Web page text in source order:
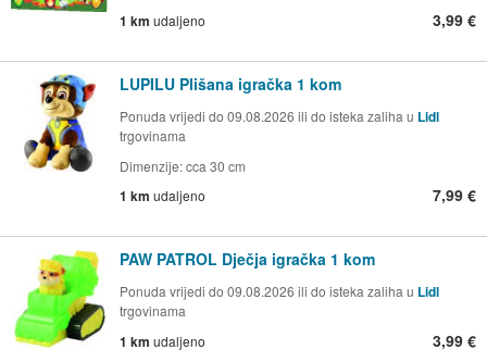
1 km udaljeno 3,99 €
LUPILU Plišana igračka 1 kom
Ponuda vrijedi do 09.08.2026 ili do isteka zaliha u Lidl
trgovinama
Dimenzije: cca 30 cm
1 km udaljeno 7,99 €
PAW PATROL Dječja igračka 1 kom
Ponuda vrijedi do 09.08.2026 ili do isteka zaliha u Lidl
trgovinama
1 km udaljeno 3,99 €